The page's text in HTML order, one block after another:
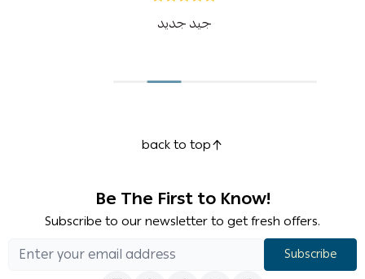
جيد جديد
back to top
Be The First to Know!
Subscribe to our newsletter to get fresh offers.
Subscribe